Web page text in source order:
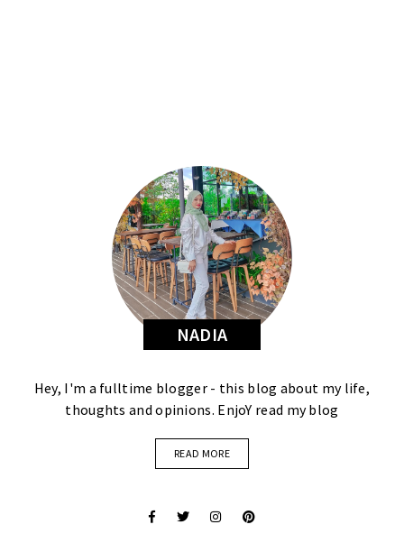
NADIA
Hey, I'm a fulltime blogger - this blog about my life,
thoughts and opinions. EnjoY read my blog
READ MORE